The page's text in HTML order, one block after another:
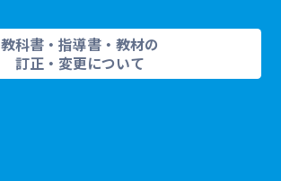
教科書・指導書・教材の
訂正・変更について